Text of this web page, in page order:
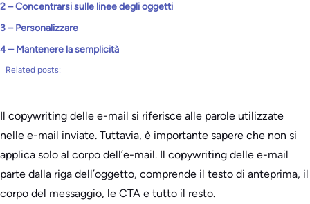
2 – Concentrarsi sulle linee degli oggetti
3 – Personalizzare
4 – Mantenere la semplicità
Related posts:
Il copywriting delle e-mail si riferisce alle parole utilizzate
nelle e-mail inviate. Tuttavia, è importante sapere che non si
applica solo al corpo dell’e-mail. Il copywriting delle e-mail
parte dalla riga dell’oggetto, comprende il testo di anteprima, il
corpo del messaggio, le CTA e tutto il resto.